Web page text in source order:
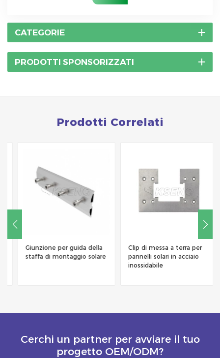
CATEGORIE
PRODOTTI SPONSORIZZATI
Prodotti Correlati
Giunzione per guida della
staffa di montaggio solare
Clip di messa a terra per
pannelli solari in acciaio
inossidabile
Cerchi un partner per avviare il tuo
progetto OEM/ODM?